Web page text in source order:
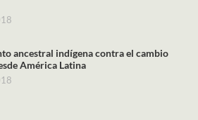
ancestral indígena contra el cambio
América Latina